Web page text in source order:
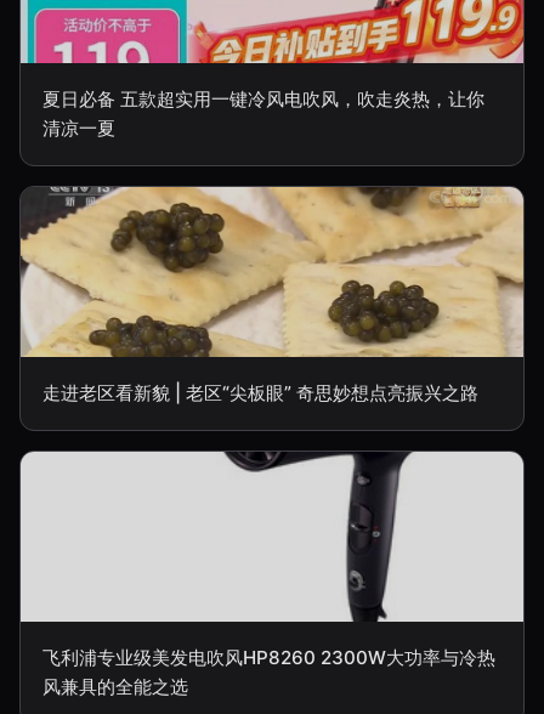
夏日必备 五款超实用一键冷风电吹风，吹走炎热，让你
清凉一夏
走进老区看新貌 | 老区“尖板眼” 奇思妙想点亮振兴之路
飞利浦专业级美发电吹风HP8260 2300W大功率与冷热
风兼具的全能之选